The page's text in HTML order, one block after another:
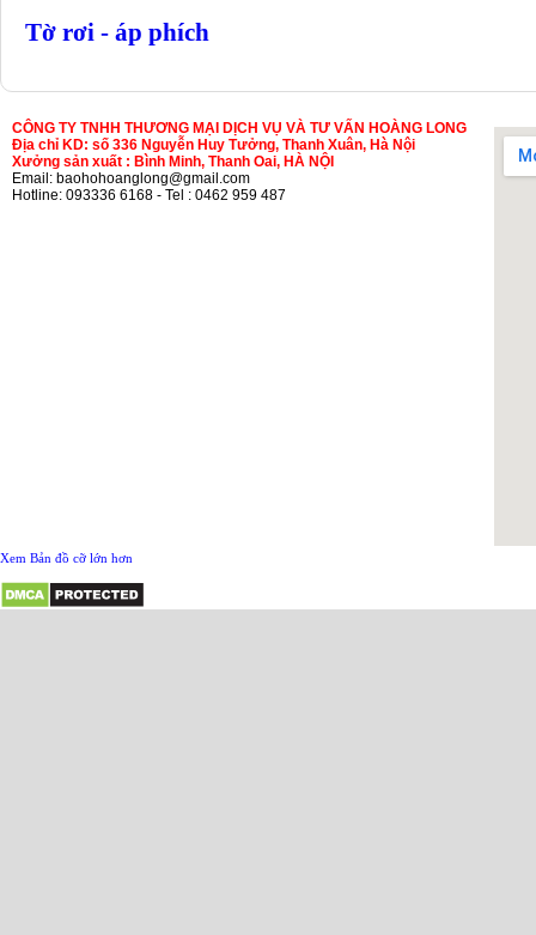
Tờ rơi - áp phích
CÔNG TY TNHH THƯƠNG MẠI DỊCH VỤ VÀ TƯ VẤN HOÀNG LONG
Địa chỉ KD: số 336 Nguyễn Huy Tưởng, Thanh Xuân, Hà Nội
Xưởng sản xuất : Bình Minh, Thanh Oai, HÀ NỘI
Email: baohohoanglong@gmail.com
Hotline: 093336 6168 - Tel : 0462 959 487
Xem Bản đồ cỡ lớn hơn